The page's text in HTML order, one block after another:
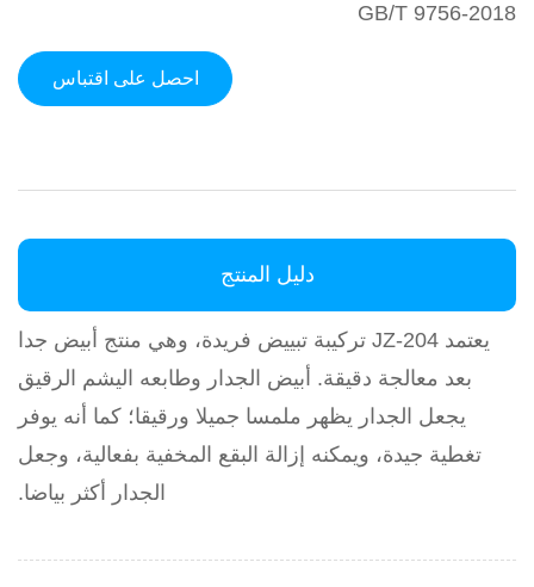
GB/T 9756-2018
احصل على اقتباس
دليل المنتج
يعتمد JZ-204 تركيبة تبييض فريدة، وهي منتج أبيض جدا
بعد معالجة دقيقة. أبيض الجدار وطابعه اليشم الرقيق
يجعل الجدار يظهر ملمسا جميلا ورقيقا؛ كما أنه يوفر
تغطية جيدة، ويمكنه إزالة البقع المخفية بفعالية، وجعل
الجدار أكثر بياضا.